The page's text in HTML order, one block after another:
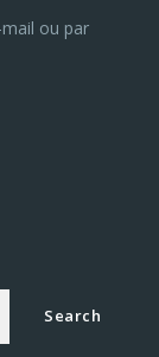
ou par
Search